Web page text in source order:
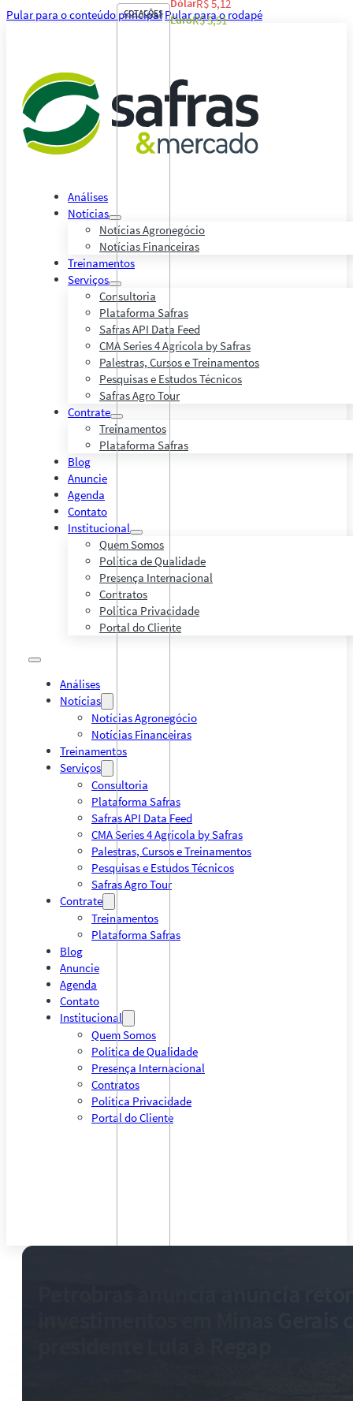
Pular para o conteúdo principal Pular para o rodapé
Análises
Notícias
Notícias Agronegócio
Notícias Financeiras
Treinamentos
Serviços
Consultoria
Plataforma Safras
Safras API Data Feed
CMA Series 4 Agrícola by Safras
Palestras, Cursos e Treinamentos
Pesquisas e Estudos Técnicos
Safras Agro Tour
Contrate
Treinamentos
Plataforma Safras
Blog
Anuncie
Agenda
Contato
Institucional
Quem Somos
Política de Qualidade
Presença Internacional
Contratos
Política Privacidade
Portal do Cliente
Análises
Notícias
Notícias Agronegócio
Notícias Financeiras
Treinamentos
Serviços
Consultoria
Plataforma Safras
Safras API Data Feed
CMA Series 4 Agrícola by Safras
Palestras, Cursos e Treinamentos
Pesquisas e Estudos Técnicos
Safras Agro Tour
Contrate
Treinamentos
Plataforma Safras
Blog
Anuncie
Agenda
Contato
Institucional
Quem Somos
Política de Qualidade
Presença Internacional
Contratos
Política Privacidade
Portal do Cliente
COTAÇÕES
DólarR$ 5,12
EuroR$ 5,91